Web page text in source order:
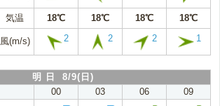
気温 18℃ 18℃ 18℃ 18℃
風(m/s) 2 2 2 1
明 日 8/9(日)
00 03 06 09